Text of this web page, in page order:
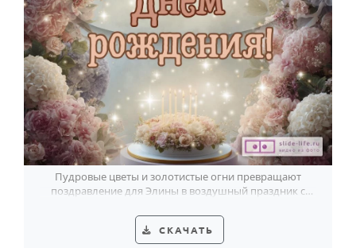
Годовщина свадьбы
Календарь праздников
КОМУ
Женщине
Мужчине
Маме
Папе
Все родственники
Пудровые цветы и золотистые огни превращают
поздравление для Элины в воздушный праздник с
СКАЧАТЬ